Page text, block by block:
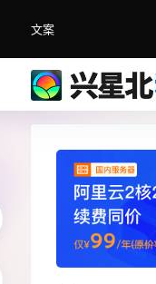
文案